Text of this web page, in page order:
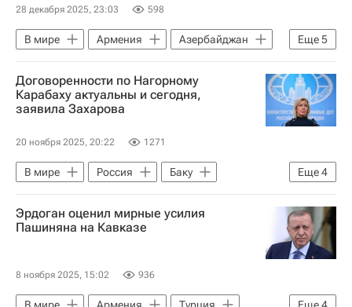
28 декабря 2025, 23:03 598
Еще5
В мире Армения
Азербайджан
Баку
Арарат Мирзоян
Ильхам Алиев
Никол Пашинян
Ереван
Договоренности по Нагорному
Карабаху актуальны и сегодня,
заявила Захарова
20 ноября 2025, 20:22 1271
Еще4
В мире Россия
Баку
Ереван
Мария Захарова
Ильхам Алиев
Евросоюз
Эрдоган оценил мирные усилия
Пашиняна на Кавказе
8 ноября 2025, 15:02 936